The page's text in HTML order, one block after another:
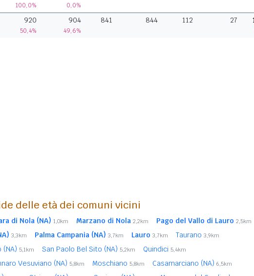
100,0% 0,0%
920
50,4%
904
49,6%
841 844 112 27
delle età dei comuni vicini
di Nola (NA) 1,0km Marzano di Nola 2,2km Pago del Vallo di Lauro 2,5km
3,3km Palma Campania (NA) 3,7km Lauro 3,7km Taurano 3,9km
(NA) 5,1km San Paolo Bel Sito (NA) 5,2km Quindici 5,4km
Vesuviano (NA) 5,8km Moschiano 5,8km Casamarciano (NA) 6,5km